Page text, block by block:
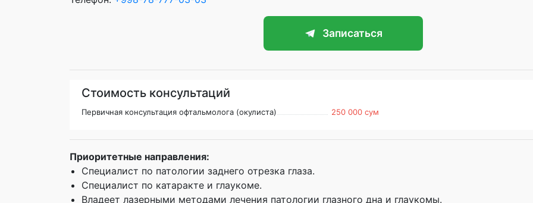
Записаться
Стоимость консультаций
Первичная консультация офтальмолога (окулиста) 250 000 сум
Приоритетные направления:
Специалист по патологии заднего отрезка глаза.
Специалист по катаракте и глаукоме.
Владеет лазерными методами лечения патологии глазного дна и глаукомы.